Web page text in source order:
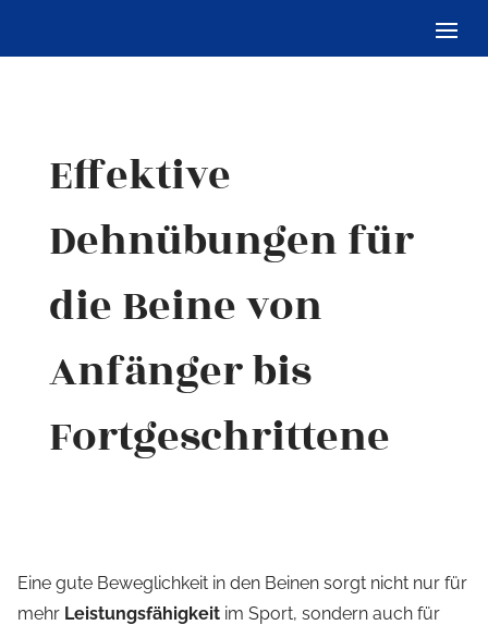
Effektive
Dehnübungen für
die Beine von
Anfänger bis
Fortgeschrittene
Eine gute Beweglichkeit in den Beinen sorgt nicht nur für
mehr Leistungsfähigkeit im Sport, sondern auch für